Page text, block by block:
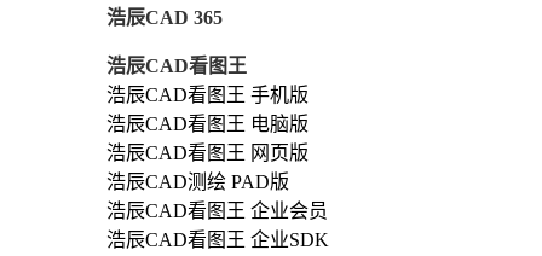
浩辰CAD 365
浩辰CAD看图王
浩辰CAD看图王 手机版
浩辰CAD看图王 电脑版
浩辰CAD看图王 网页版
浩辰CAD测绘 PAD版
浩辰CAD看图王 企业会员
浩辰CAD看图王 企业SDK